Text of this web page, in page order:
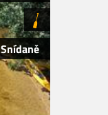
Snídaně